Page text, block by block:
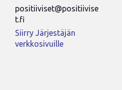
positiiviset@positiivise
t.fi
Siirry Järjestäjän
verkkosivuille